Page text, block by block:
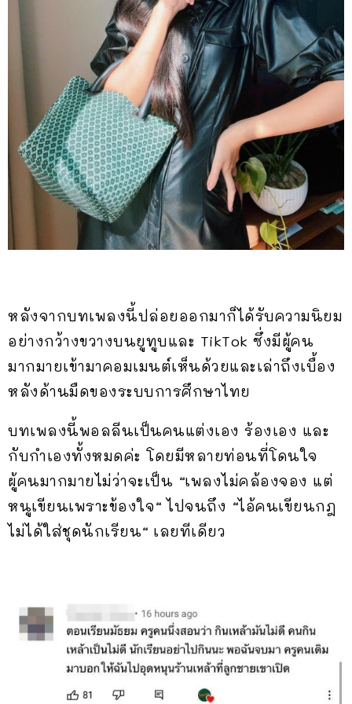
หลังจากบทเพลงนี้ปล่อยออกมาก็ได้รับความนิยม
อย่างกว้างขวางบนยูทูบและ TikTok ซึ่งมีผู้คน
มากมายเข้ามาคอมเมนต์เห็นด้วยและเล่าถึงเบื้อง
หลังด้านมืดของระบบการศึกษาไทย
บทเพลงนี้พอลลีนเป็นคนแต่งเอง ร้องเอง และ
กับกำเองทั้งหมดค่ะ โดยมีหลายท่อนที่โดนใจ
ผู้คนมากมายไม่ว่าจะเป็น “เพลงไม่คล้องจอง แต่
หนูเขียนเพราะข้องใจ“ ไปจนถึง “ไอ้คนเขียนกฎ
ไม่ได้ใส่ชุดนักเรียน“ เลยทีเดียว